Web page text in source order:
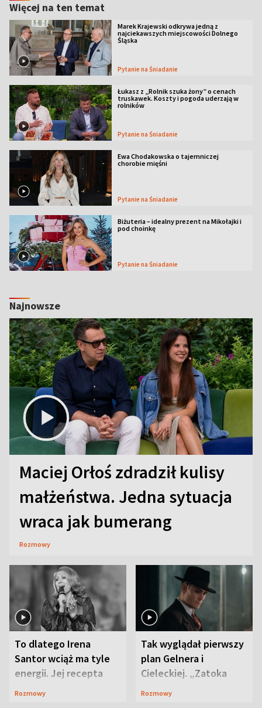
Więcej na ten temat
Marek Krajewski odkrywa jedną z
najciekawszych miejscowości Dolnego
Śląska
Pytanie na Śniadanie
Łukasz z „Rolnik szuka żony” o cenach
truskawek. Koszty i pogoda uderzają w
rolników
Pytanie na Śniadanie
Ewa Chodakowska o tajemniczej
chorobie mięśni
Pytanie na Śniadanie
Biżuteria – idealny prezent na Mikołajki i
pod choinkę
Pytanie na Śniadanie
Najnowsze
Maciej Orłoś zdradził kulisy
małżeństwa. Jedna sytuacja
wraca jak bumerang
Rozmowy
To dlatego Irena
Santor wciąż ma tyle
energii. Jej recepta
jest zaskakująco
Rozmowy
Tak wyglądał pierwszy
plan Gelnera i
Cieleckiej. „Zatoka
szpiegów” od razu ich
Rozmowy